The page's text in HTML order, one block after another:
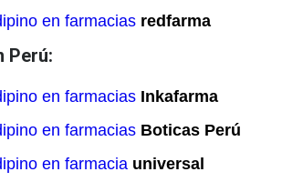
en farmacias redfarma
Perú:
en farmacias Inkafarma
en farmacias Boticas Perú
en farmacia universal